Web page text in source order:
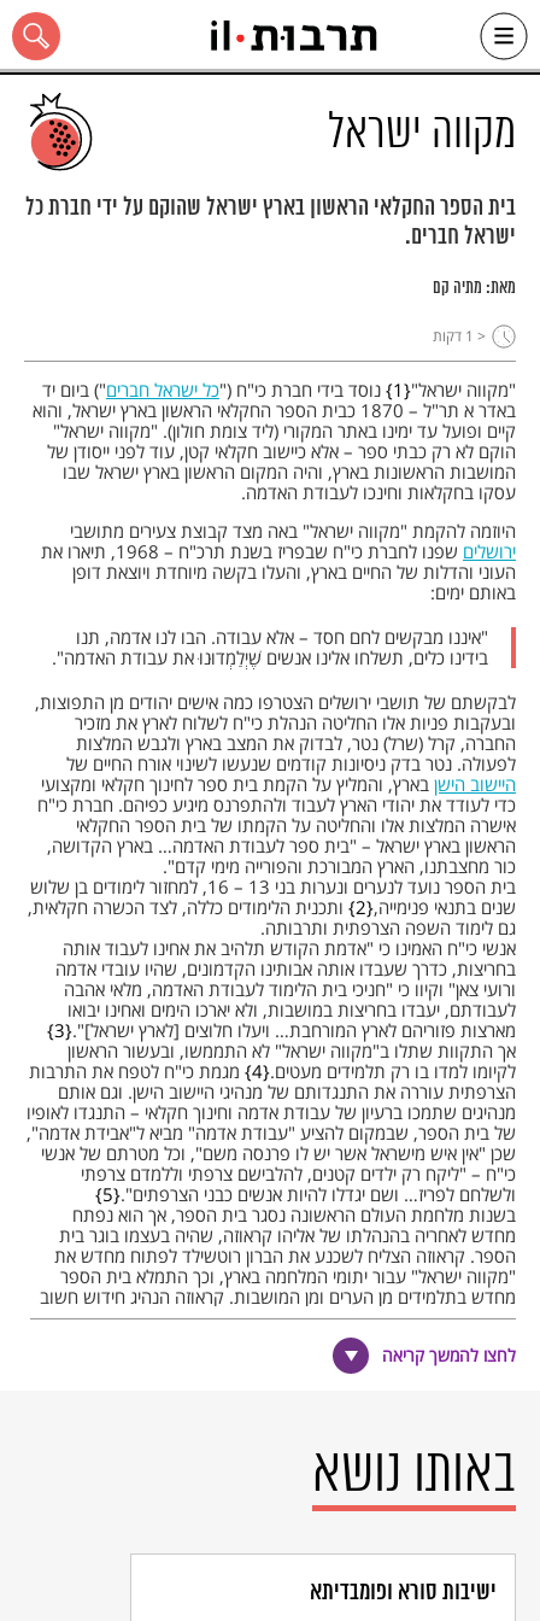
Skip
content
כל האתר
מקווה ישראל
בית הספר החקלאי הראשון בארץ ישראל שהוקם על ידי חברת כל
ישראל חברים.
מאת: מתיה קם
< 1 דקות
"מקווה ישראל" 1 נוסד בידי חברת כי"ח ("כל ישראל חברים") ביום יד
באדר א תר"ל – 1870 כבית הספר החקלאי הראשון בארץ ישראל, והוא
קיים ופועל עד ימינו באתר המקורי (ליד צומת חולון). "מקווה ישראל"
הוקם לא רק כבתי ספר – אלא כיישוב חקלאי קטן, עוד לפני ייסודן של
המושבות הראשונות בארץ, והיה המקום הראשון בארץ ישראל שבו
עסקו בחקלאות וחינכו לעבודת האדמה.
היוזמה להקמת "מקווה ישראל" באה מצד קבוצת צעירים מתושבי
ירושלים
שפנו לחברת כי"ח שבפריז בשנת תרכ"ח – 1968, תיארו את
העוני והדלות של החיים בארץ, והעלו בקשה מיוחדת ויוצאת דופן
באותם ימים:
"איננו מבקשים לחם חסד – אלא עבודה. הבו לנו אדמה, תנו
בידינו כלים, תשלחו אלינו אנשים שֶׁיְלַמְדוּנוּ את עבודת האדמה".
לבקשתם של תושבי ירושלים הצטרפו כמה אישים יהודים מן התפוצות,
ובעקבות פניות אלו החליטה הנהלת כי"ח לשלוח לארץ את מזכיר
החברה, קרל (שרל) נטר, לבדוק את המצב בארץ ולגבש המלצות
לפעולה. נטר בדק ניסיונות קודמים שנעשו לשינוי אורח החיים של
היישוב הישן בארץ, והמליץ על הקמת בית ספר לחינוך חקלאי ומקצועי
כדי לעודד את יהודי הארץ לעבוד ולהתפרנס מיגיע כפיהם. חברת כי"ח
אישרה המלצות אלו והחליטה על הקמתו של בית הספר החקלאי
הראשון בארץ ישראל – "בית ספר לעבודת האדמה… בארץ הקדושה,
כור מחצבתנו, הארץ המבורכת והפורייה מימי קדם".
בית הספר נועד לנערים ונערות בני 13 – 16, למחזור לימודים בן שלוש
שנים בתנאי פנימייה, 2 ותכנית הלימודים כללה, לצד הכשרה חקלאית,
גם לימוד השפה הצרפתית ותרבותה.
אנשי כי"ח האמינו כי "אדמת הקודש תלהיב את אחינו לעבוד אותה
בחריצות, כדרך שעבדו אותה אבותינו הקדמונים, שהיו עובדי אדמה
ורועי צאן" וקיוו כי "חניכי בית הלימוד לעבודת האדמה, מלאי אהבה
לעבודתם, יעבדו בחריצות במושבות, ולא יארכו הימים ואחינו יבואו
מארצות פזוריהם לארץ המורחבת… ויעלו חלוצים [לארץ ישראל]". 3
אך התקוות שתלו ב"מקווה ישראל" לא התממשו, ובעשור הראשון
לקיומו למדו בו רק תלמידים מעטים. 4 מגמת כי"ח לטפח את התרבות
הצרפתית עוררה את התנגדותם של מנהיגי היישוב הישן. וגם אותם
מנהיגים שתמכו ברעיון של עבודת אדמה וחינוך חקלאי – התנגדו לאופיו
של בית הספר, שבמקום להציע "עבודת אדמה" מביא ל"אבידת אדמה",
שכן "אין איש מישראל אשר יש לו פרנסה משם", וכל מטרתם של אנשי
כי"ח – "ליקח רק ילדים קטנים, להלבישם צרפתי וללמדם צרפתי
ולשלחם לפריז… ושם יגדלו להיות אנשים כבני הצרפתים". 5
בשנות מלחמת העולם הראשונה נסגר בית הספר, אך הוא נפתח
מחדש לאחריה בהנהלתו של אליהו קראוזה, שהיה בעצמו בוגר בית
הספר. קראוזה הצליח לשכנע את הברון רוטשילד לפתוח מחדש את
"מקווה ישראל" עבור יתומי המלחמה בארץ, וכך התמלא בית הספר
מחדש בתלמידים מן הערים ומן המושבות. קראוזה הנהיג חידוש חשוב
בתכנית הלימודים: השפההעבריתהחליפה את הצרפתית כשפת
ההוראה. לא קל היה באותם ימים למצוא מורים דוברי עברית, אך קראוזה
לא אמר נואש: "חיפשתי ומצאתי אנשים בעלי רצון טוב, ויחד אתם עשינו
את מקווה ישראל למוסד לאומי, שהשפה העברית שולטת בו."
התחיל מאז [מקווה ישראל], ואנו רק באנו להשלים את המעשה מבחינה
פוליטית ולאומית."
כנסת ישראל מצאה לנכון להנציח את מעמדו המיוחד של מקווה ישראל:
בשנת תשל"ו – 1976, וביוזמת בוגרי בית הספר, חוקקה הכנסת את
חוק מקווה ישראל, הקובע כי כל השטח העצום של מקווה ישראל יישמר
לחצו להמשך קריאה
באותו נושא
ישיבות סורא ופומבדיתא